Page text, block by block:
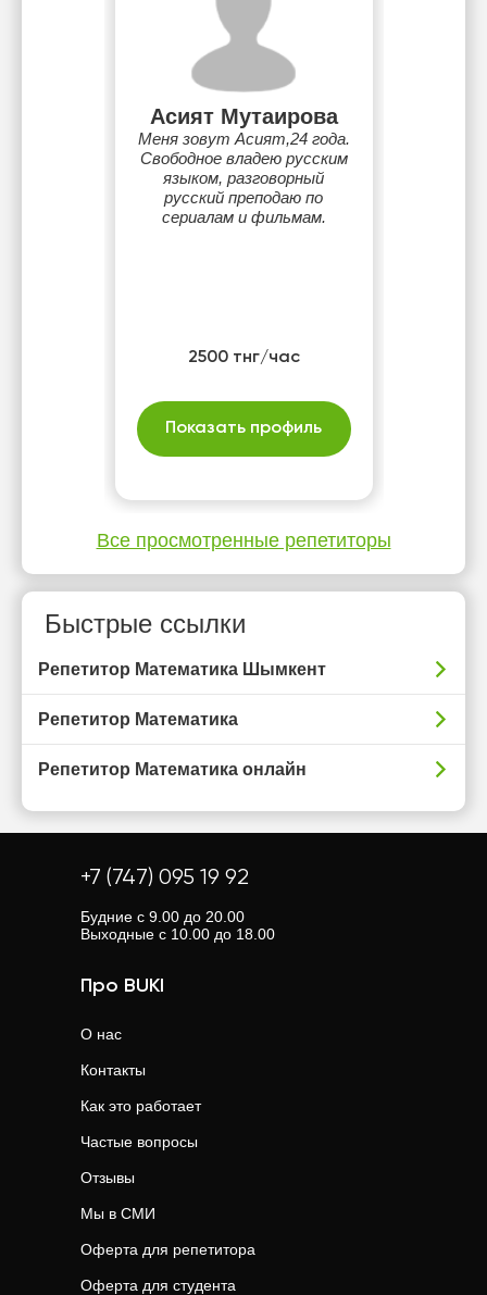
Асият Мутаирова
Меня зовут Асият,24 года.
Свободное владею русским
языком, разговорный
русский преподаю по
сериалам и фильмам.
2500 тнг/час
Показать профиль
Все просмотренные репетиторы
Быстрые ссылки
Репетитор Математика Шымкент
Репетитор Математика
Репетитор Математика онлайн
+7 (747) 095 19 92
Будние с 9.00 до 20.00
Выходные с 10.00 до 18.00
Про BUKI
О нас
Контакты
Как это работает
Частые вопросы
Отзывы
Мы в СМИ
Оферта для репетитора
Оферта для студента